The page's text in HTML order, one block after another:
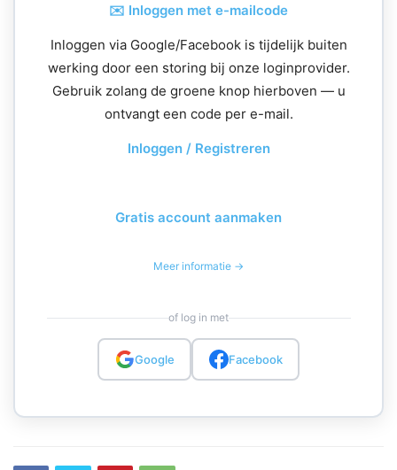
✉️ Inloggen met e-mailcode
Inloggen via Google/Facebook is tijdelijk buiten
werking door een storing bij onze loginprovider.
Gebruik zolang de groene knop hierboven — u
ontvangt een code per e-mail.
Inloggen / Registreren
Gratis account aanmaken
Meer informatie →
of log in met
Google Facebook